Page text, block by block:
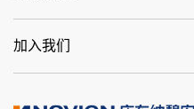
加入我们